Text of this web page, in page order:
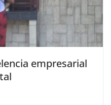
empresarial